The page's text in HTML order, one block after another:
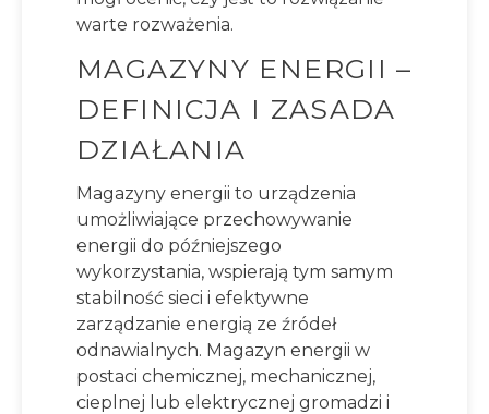
warte rozważenia.
MAGAZYNY ENERGII –
DEFINICJA I ZASADA
DZIAŁANIA
Magazyny energii to urządzenia
umożliwiające przechowywanie
energii do późniejszego
wykorzystania, wspierają tym samym
stabilność sieci i efektywne
zarządzanie energią ze źródeł
odnawialnych. Magazyn energii w
postaci chemicznej, mechanicznej,
cieplnej lub elektrycznej gromadzi i